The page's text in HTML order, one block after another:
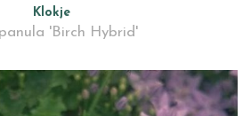
Klokje
'Birch Hybrid'